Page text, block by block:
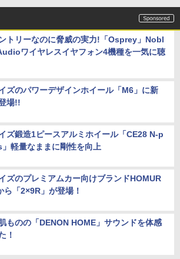
トリーなのに脅威の実力!「Osprey」Nobl
ワイヤレスイヤフォン4機種を一気に聴
ズのパワーデザインホイール「M6」に新
場!!
ズ鍛造1ピースアルミホイール「CE28 N-p
軽量なままに剛性を向上
ズのプレミアムカー向けブランドHOMUR
ら「2×9R」が登場！
ものの「DENON HOME」サウンドを体感
！